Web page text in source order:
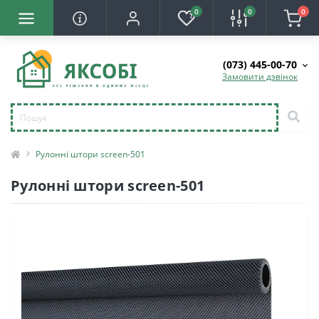
0 0 0
(073) 445-00-70
Замовити дзвінок
Рулонні штори screen-501
Рулонні штори screen-501